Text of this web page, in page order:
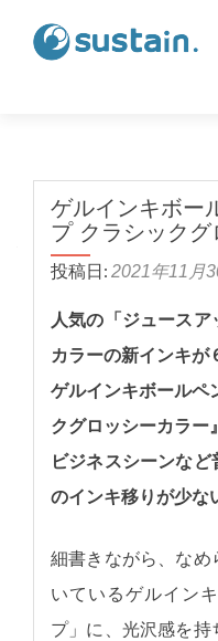
ゲルインキボー
プ クラシック
投稿日: 2021年11月
人気の「ジュース
カラーの新インキが
ゲルインキボールペ
クグロッシーカラー
ビジネスシーンな
のインキ移りが少な
細書きながら、なめ
いているゲルイン
プ」に、光沢感を